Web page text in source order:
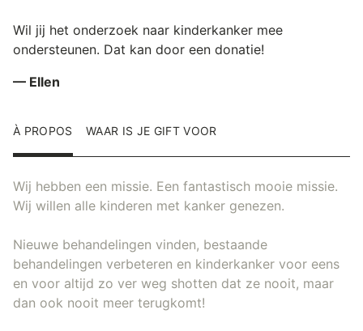
Wil jij het onderzoek naar kinderkanker mee
ondersteunen. Dat kan door een donatie!
— Ellen
À PROPOS WAAR IS JE GIFT VOOR
Wij hebben een missie. Een fantastisch mooie missie.
Wij willen alle kinderen met kanker genezen.
Nieuwe behandelingen vinden, bestaande
behandelingen verbeteren en kinderkanker voor eens
en voor altijd zo ver weg shotten dat ze nooit, maar
dan ook nooit meer terugkomt!